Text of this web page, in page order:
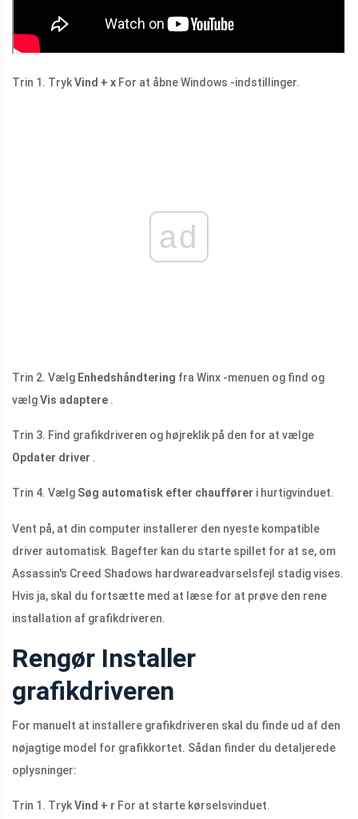
Trin 1. TrykVind + x For at åbne Windows -indstillinger.
ad
Trin 2. Vælg Enhedshåndtering fra Winx -menuen og find og
vælgVis adaptere .
Trin 3. Find grafikdriveren og højreklik på den for at vælge
Opdater driver .
Trin 4. Vælg Søg automatisk efter chauffører i hurtigvinduet.
Vent på, at din computer installerer den nyeste kompatible
driver automatisk. Bagefter kan du starte spillet for at se, om
Assassin's Creed Shadows hardwareadvarselsfejl stadig vises.
Hvis ja, skal du fortsætte med at læse for at prøve den rene
installation af grafikdriveren.
Rengør Installer
grafikdriveren
For manuelt at installere grafikdriveren skal du finde ud af den
nøjagtige model for grafikkortet. Sådan finder du detaljerede
oplysninger:
Trin 1. TrykVind + r For at starte kørselsvinduet.